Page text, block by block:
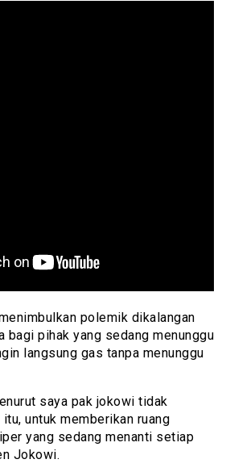
polemik dikalangan
bagi pihak yang sedang menunggu
langsung gas tanpa menunggu
saya pak jokowi tidak
untuk memberikan ruang
yang sedang menanti setiap
Jokowi.